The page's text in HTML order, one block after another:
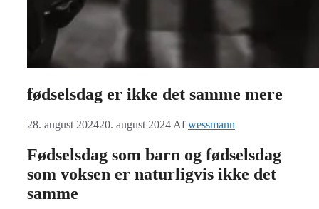
fødselsdag er ikke det samme mere
28. august 202420. august 2024 Afwessmann
Fødselsdag som barn og fødselsdag
som voksen er naturligvis ikke det
samme